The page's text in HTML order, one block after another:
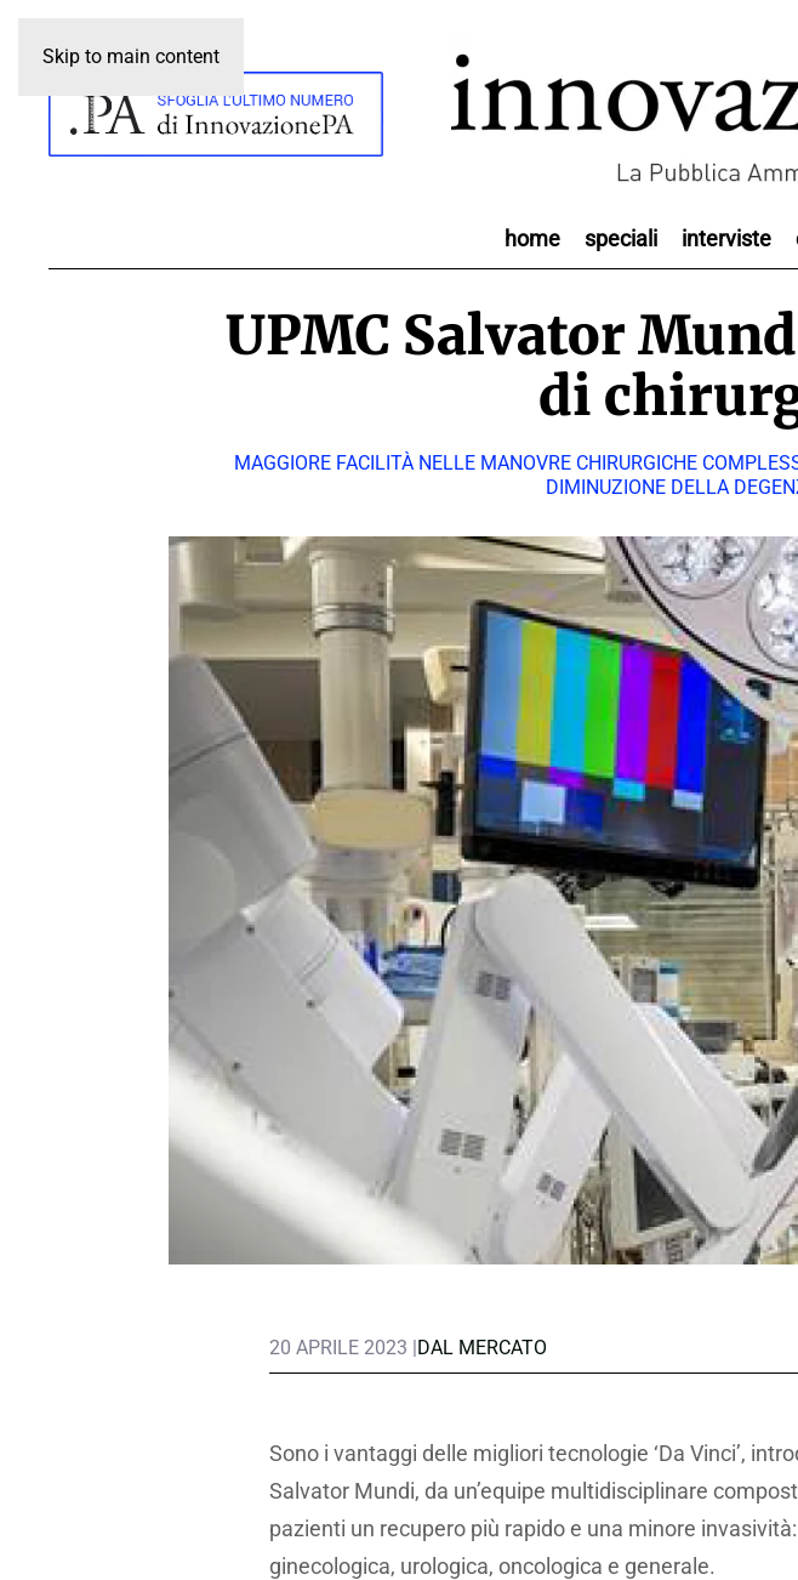
Skip to main content
home speciali interviste
UPMC Salvator
di
MAGGIORE FACILITÀ NELLE MANOVRE CHIRURGICHE
DIMINUZIONE DELLA
20 APRILE 2023 |DAL MERCATO
Sono i vantaggi delle migliori tecnologie ‘Da Vinci’,
Salvator Mundi, da un’equipe multidisciplinare
pazienti un recupero più rapido e una minore
ginecologica, urologica, oncologica e generale.